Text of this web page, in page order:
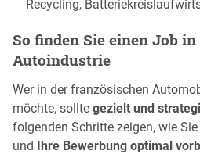
Recycling,
So finden Sie einen Job
Autoindustrie
Wer in der französischen
möchte, sollte gezielt und
folgenden Schritte zeigen, wie
und Ihre Bewerbung optimal